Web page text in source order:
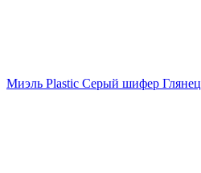
Миэль Plastic Серый шифер Глянец